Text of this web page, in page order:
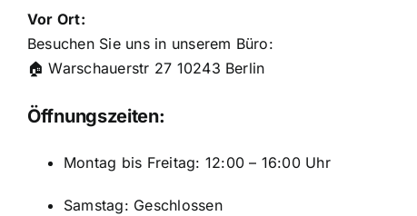
Vor Ort:
Besuchen Sie uns in unserem Büro:
🏠 Warschauerstr 27 10243 Berlin
Öffnungszeiten:
Montag bis Freitag: 12:00 – 16:00 Uhr
Samstag: Geschlossen